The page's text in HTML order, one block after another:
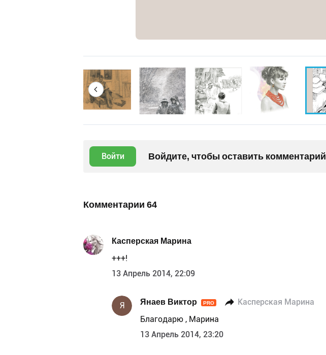
Войти Войдите, чтобы оставить комментарий
Комментарии 64
Касперская Марина
+++!
13 Апрель 2014, 22:09
Я Янаев Виктор PRO Касперская Марина
Благодарю , Марина
13 Апрель 2014, 23:20